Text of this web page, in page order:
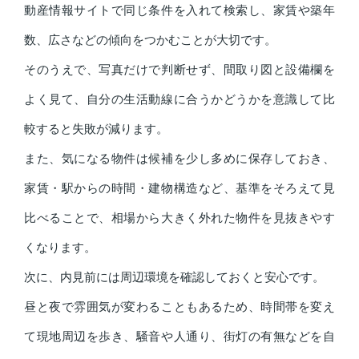
動産情報サイトで同じ条件を入れて検索し、家賃や築年
数、広さなどの傾向をつかむことが大切です。
そのうえで、写真だけで判断せず、間取り図と設備欄を
よく見て、自分の生活動線に合うかどうかを意識して比
較すると失敗が減ります。
また、気になる物件は候補を少し多めに保存しておき、
家賃・駅からの時間・建物構造など、基準をそろえて見
比べることで、相場から大きく外れた物件を見抜きやす
くなります。
次に、内見前には周辺環境を確認しておくと安心です。
昼と夜で雰囲気が変わることもあるため、時間帯を変え
て現地周辺を歩き、騒音や人通り、街灯の有無などを自